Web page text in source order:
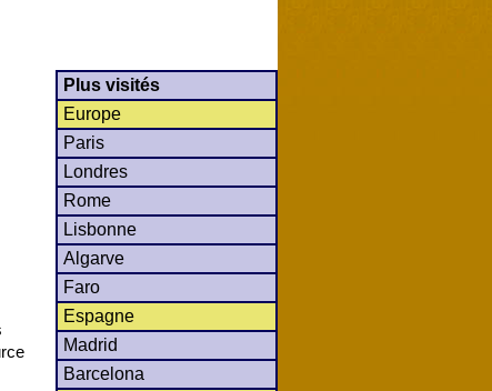
Plus visités
Europe
Paris
Londres
Rome
Lisbonne
Algarve
Faro
Espagne
Madrid
Barcelona